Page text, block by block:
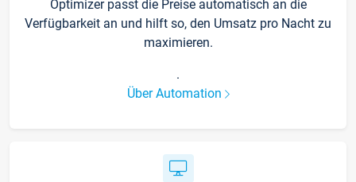
Optimizer passt die Preise automatisch an die
Verfügbarkeit an und hilft so, den Umsatz pro Nacht zu
maximieren.
.
Über Automation